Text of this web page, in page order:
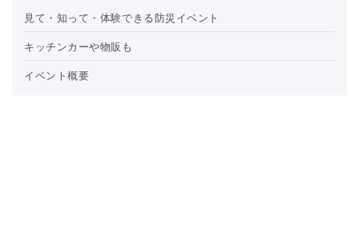
見て・知って・体験できる防災イベント
キッチンカーや物販も
イベント概要